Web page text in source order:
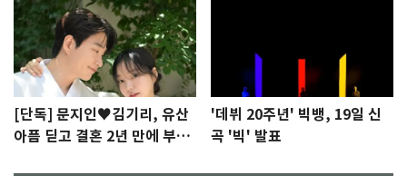
[단독] 문지인♥김기리, 유산
아픔 딛고 결혼 2년 만에 부모
'데뷔 20주년' 빅뱅, 19일 신
곡 '빅' 발표